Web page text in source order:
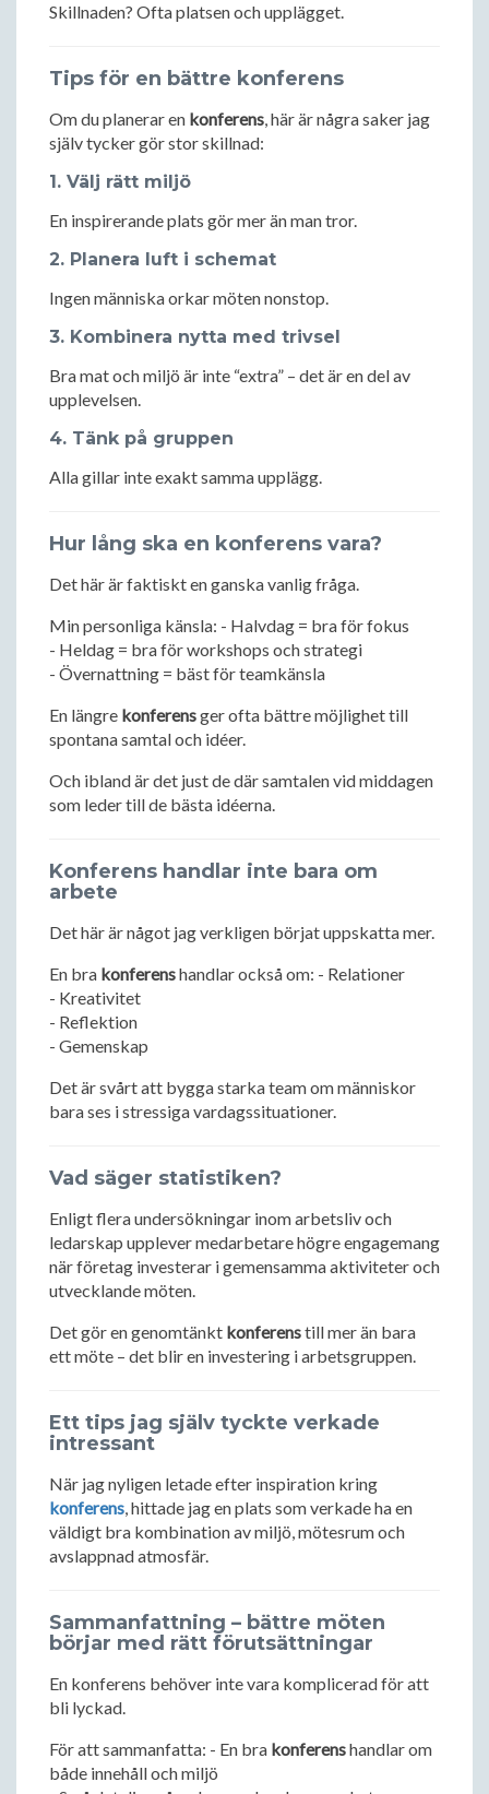
Skillnaden? Ofta platsen och upplägget.
Tips för en bättre konferens
Om du planerar en konferens, här är några saker jag
själv tycker gör stor skillnad:
1. Välj rätt miljö
En inspirerande plats gör mer än man tror.
2. Planera luft i schemat
Ingen människa orkar möten nonstop.
3. Kombinera nytta med trivsel
Bra mat och miljö är inte “extra” – det är en del av
upplevelsen.
4. Tänk på gruppen
Alla gillar inte exakt samma upplägg.
Hur lång ska en konferens vara?
Det här är faktiskt en ganska vanlig fråga.
Min personliga känsla: - Halvdag = bra för fokus
- Heldag = bra för workshops och strategi
- Övernattning = bäst för teamkänsla
En längre konferensger ofta bättre möjlighet till
spontana samtal och idéer.
Och ibland är det just de där samtalen vid middagen
som leder till de bästa idéerna.
Konferens handlar inte bara om
arbete
Det här är något jag verkligen börjat uppskatta mer.
En bra konferenshandlar också om: - Relationer
- Kreativitet
- Reflektion
- Gemenskap
Det är svårt att bygga starka team om människor
bara ses i stressiga vardagssituationer.
Vad säger statistiken?
Enligt flera undersökningar inom arbetsliv och
ledarskap upplever medarbetare högre engagemang
när företag investerar i gemensamma aktiviteter och
utvecklande möten.
Det gör en genomtänkt konferenstill mer än bara
ett möte – det blir en investering i arbetsgruppen.
Ett tips jag själv tyckte verkade
intressant
När jag nyligen letade efter inspiration kring
konferens, hittade jag en plats som verkade ha en
väldigt bra kombination av miljö, mötesrum och
avslappnad atmosfär.
Sammanfattning – bättre möten
börjar med rätt förutsättningar
En konferens behöver inte vara komplicerad för att
bli lyckad.
För att sammanfatta: - En bra konferenshandlar om
både innehåll och miljö